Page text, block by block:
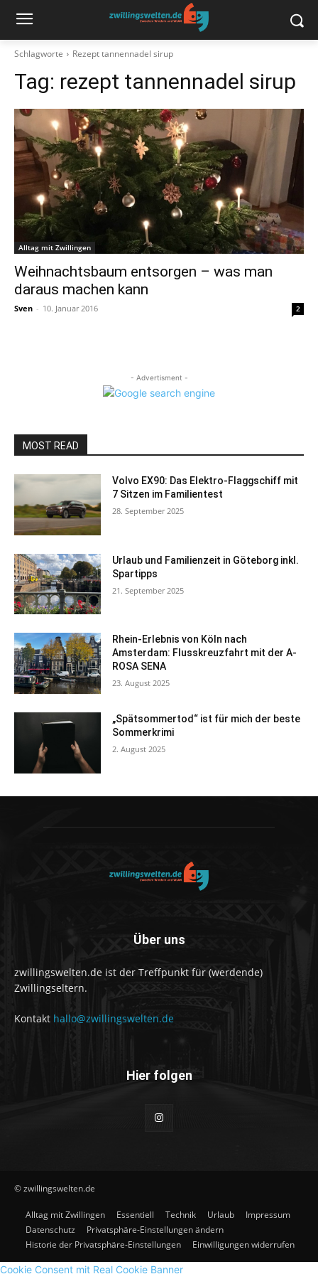
Schlagworte Rezept tannennadel sirup
Tag: rezept tannennadel sirup
Alltag mit Zwillingen
Weihnachtsbaum entsorgen – was man
daraus machen kann
Sven - 10. Januar 2016 2
- Advertisment -
MOST READ
Volvo EX90: Das Elektro-Flaggschiff mit
7 Sitzen im Familientest
28. September 2025
Urlaub und Familienzeit in Göteborg inkl.
Spartipps
21. September 2025
Rhein-Erlebnis von Köln nach
Amsterdam: Flusskreuzfahrt mit der A-
ROSA SENA
23. August 2025
„Spätsommertod“ ist für mich der beste
Sommerkrimi
2. August 2025
Über uns
zwillingswelten.de ist der Treffpunkt für (werdende)
Zwillingseltern.
Kontakt hallo@zwillingswelten.de
Hier folgen
© zwillingswelten.de
Alltag mit Zwillingen Essentiell Technik Urlaub
Impressum
Datenschutz
Privatsphäre-Einstellungen ändern
Historie der Privatsphäre-Einstellungen
Einwilligungen widerrufen
Cookie Consent mit Real Cookie Banner